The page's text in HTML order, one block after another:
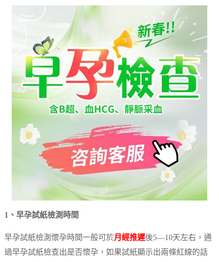
1、早孕試紙檢測時間
早孕試紙檢測懷孕時間一般可於月經推遲後5—10天左右，通
過早孕試紙檢查出是否懷孕，如果試紙顯示出兩條紅線的話